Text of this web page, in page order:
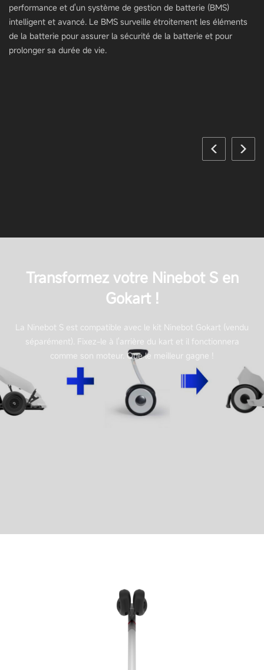
performance et d'un système de gestion de batterie (BMS)
intelligent et avancé. Le BMS surveille étroitement les éléments
de la batterie pour assurer la sécurité de la batterie et pour
prolonger sa durée de vie.
Transformez votre Ninebot S en
Gokart !
La Ninebot S est compatible avec le kit Ninebot Gokart (vendu
séparément). Fixez-le à l'arrière du kart et il fonctionnera
comme son moteur. Que le meilleur gagne !